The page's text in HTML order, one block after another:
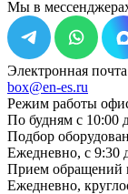
Мы в
Электронная почта
box@en-es.ru
Режим работы
По будням с 10:00
Подбор
Ежедневно, с 9:30
Прием обращений
Ежедневно,